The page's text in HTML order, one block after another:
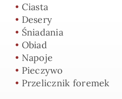
• Ciasta
• Desery
• Śniadania
• Obiad
• Napoje
• Pieczywo
• Przelicznik foremek